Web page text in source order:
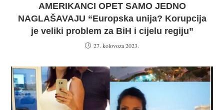
AMERIKANCI OPET SAMO JEDNO
NAGLAŠAVAJU “Europska unija? Korupcija
je veliki problem za BiH i cijelu regiju”
27. kolovoza 2023.